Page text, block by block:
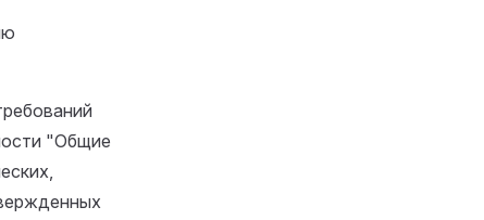
"Общие